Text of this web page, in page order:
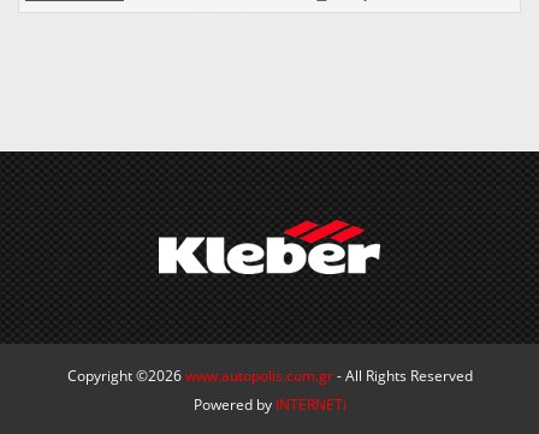
Copyright ©2026www.autopolis.com.gr- All Rights Reserved
Powered by INTERNETi